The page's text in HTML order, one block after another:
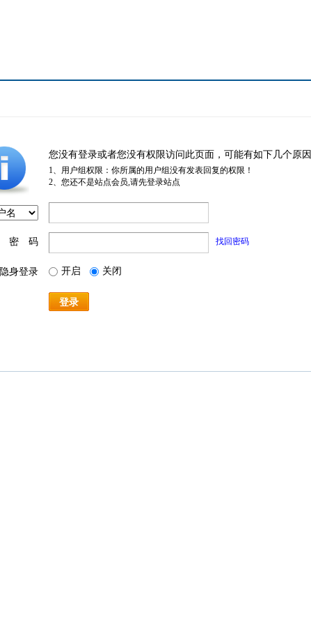
您没有登录或者您没有权限访问此页面，可能有如下几个原因
1、用户组权限：你所属的用户组没有发表回复的权限！
2、您还不是站点会员,请先登录站点
密 码 找回密码
隐身登录 开启 关闭
登录